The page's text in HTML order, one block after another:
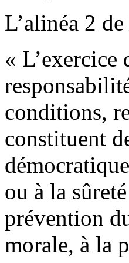
L’alinéa 2
« L’exercice
conditions,
constituent
ou à la
prévention
morale, à la